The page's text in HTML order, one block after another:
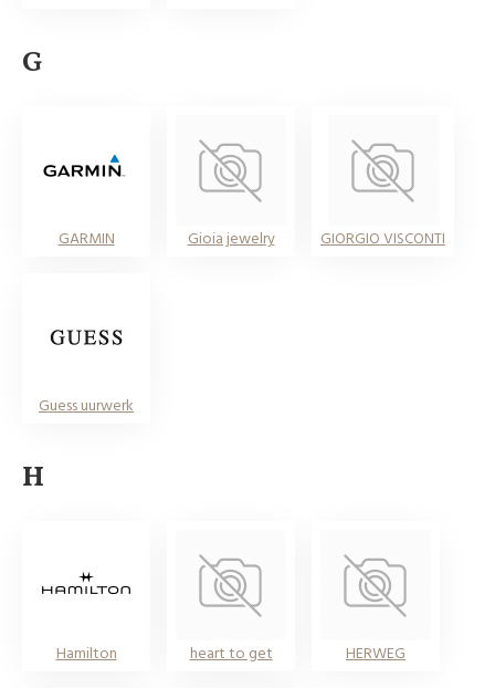
G
GARMIN Gioia jewelry GIORGIO VISCONTI
Guess uurwerk
H
Hamilton heart to get HERWEG